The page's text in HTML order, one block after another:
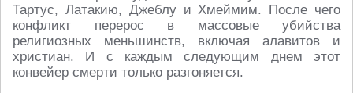
Тартус, Латакию, Джеблу и Хмеймим. После чего
конфликт перерос в массовые убийства
религиозных меньшинств, включая алавитов и
христиан. И с каждым следующим днем этот
конвейер смерти только разгоняется.